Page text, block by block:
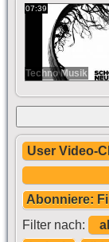
07:39
Techno Musik
Filter nach: